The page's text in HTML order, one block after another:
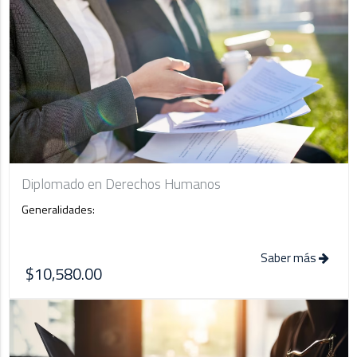
Diplomado en Derechos Humanos
Generalidades:
$10,580.00
Saber más